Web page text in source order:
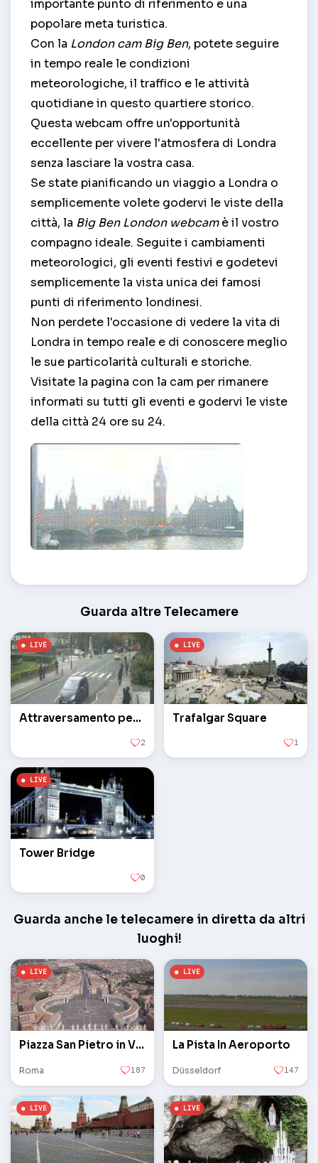
importante punto di riferimento e una
popolare meta turistica.
Con la London cam Big Ben, potete seguire
in tempo reale le condizioni
meteorologiche, il traffico e le attività
quotidiane in questo quartiere storico.
Questa webcam offre un'opportunità
eccellente per vivere l'atmosfera di Londra
senza lasciare la vostra casa.
Se state pianificando un viaggio a Londra o
semplicemente volete godervi le viste della
città, la Big Ben London webcamè il vostro
compagno ideale. Seguite i cambiamenti
meteorologici, gli eventi festivi e godetevi
semplicemente la vista unica dei famosi
punti di riferimento londinesi.
Non perdete l'occasione di vedere la vita di
Londra in tempo reale e di conoscere meglio
le sue particolarità culturali e storiche.
Visitate la pagina con la cam per rimanere
informati su tutti gli eventi e godervi le viste
della città 24 ore su 24.
Guarda altre Telecamere
Attraversamento pedonale Abbey Road
2
Trafalgar Square
1
Tower Bridge
0
Guarda anche le telecamere in diretta da altri
luoghi!
Piazza San Pietro in Vaticano
Roma 187
La Pista In Aeroporto
Düsseldorf 147